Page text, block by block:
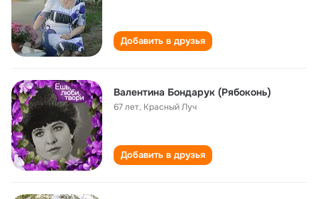
Добавить в друзья
Валентина Бондарук (Рябоконь)
67 лет, Красный Луч
Добавить в друзья